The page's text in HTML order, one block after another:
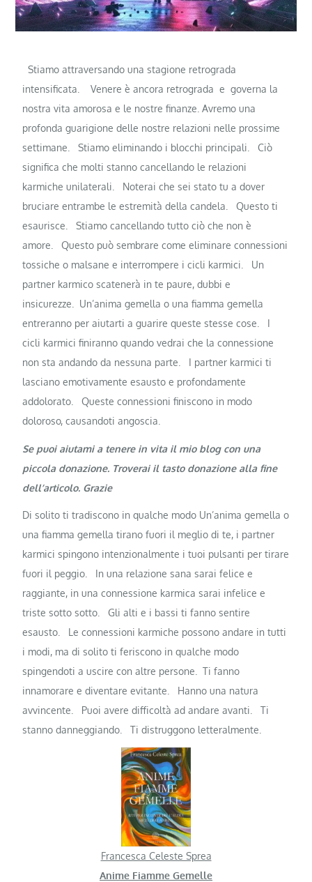
Stiamo attraversando una stagione retrograda
intensificata.
Venere è ancora retrograda e governa la
nostra vita amorosa e le nostre finanze. Avremo una
profonda guarigione delle nostre relazioni nelle prossime
settimane.
Stiamo eliminando i blocchi principali.
Ciò
significa che molti stanno cancellando le relazioni
karmiche unilaterali.
Noterai che sei stato tu a dover
bruciare entrambe le estremità della candela.
Questo ti
esaurisce.
Stiamo cancellando tutto ciò che non è
amore.
Questo può sembrare come eliminare connessioni
tossiche o malsane e interrompere i cicli karmici.
Un
partner karmico scatenerà in te paure, dubbi e
insicurezze. Un’anima gemella o una fiamma gemella
entreranno per aiutarti a guarire queste stesse cose.
I
cicli karmici finiranno quando vedrai che la connessione
non sta andando da nessuna parte.
I partner karmici ti
lasciano emotivamente esausto e profondamente
addolorato.
Queste connessioni finiscono in modo
doloroso, causandoti angoscia.
Se puoi aiutami a tenere in vita il mio blog con una
piccola donazione. Troverai il tasto donazione alla fine
dell’articolo. Grazie
Di solito ti tradiscono in qualche modo Un’anima gemella o
una fiamma gemella tirano fuori il meglio di te, i partner
karmici spingono intenzionalmente i tuoi pulsanti per tirare
fuori il peggio.
In una relazione sana sarai felice e
raggiante, in una connessione karmica sarai infelice e
triste sotto sotto.
Gli alti e i bassi ti fanno sentire
esausto.
Le connessioni karmiche possono andare in tutti
i modi, ma di solito ti feriscono in qualche modo
spingendoti a uscire con altre persone.
Ti fanno
innamorare e diventare evitante.
Hanno una natura
avvincente.
Puoi avere difficoltà ad andare avanti.
Ti
stanno danneggiando.
Ti distruggono letteralmente.
Francesca Celeste Sprea
Anime Fiamme Gemelle